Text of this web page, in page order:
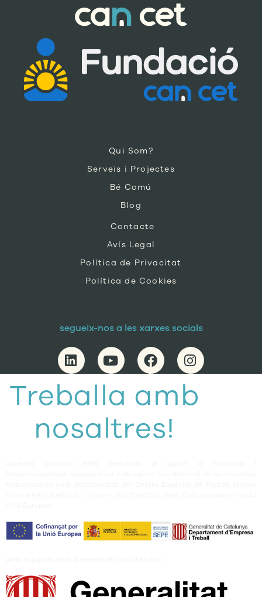
Qui Som?
Serveis i Projectes
Bé Comú
Blog
Contacte
Avís Legal
Política de Privacitat
Política de Cookies
segueix-nos a les xarxes socials
Treballa amb
nosaltres!